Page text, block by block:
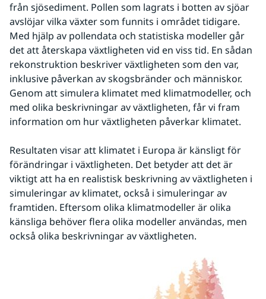
från sjösediment. Pollen som lagrats i botten av sjöar
avslöjar vilka växter som funnits i området tidigare.
Med hjälp av pollendata och statistiska modeller går
det att återskapa växtligheten vid en viss tid. En sådan
rekonstruktion beskriver växtligheten som den var,
inklusive påverkan av skogsbränder och människor.
Genom att simulera klimatet med klimatmodeller, och
med olika beskrivningar av växtligheten, får vi fram
information om hur växtligheten påverkar klimatet.
Resultaten visar att klimatet i Europa är känsligt för
förändringar i växtligheten. Det betyder att det är
viktigt att ha en realistisk beskrivning av växtligheten i
simuleringar av klimatet, också i simuleringar av
framtiden. Eftersom olika klimatmodeller är olika
känsliga behöver flera olika modeller användas, men
också olika beskrivningar av växtligheten.